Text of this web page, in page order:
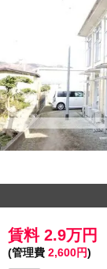
賃料 2.9万円
(管理費 2,600円)